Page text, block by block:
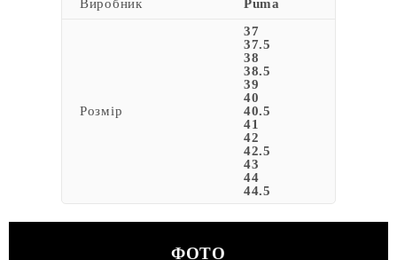
Виробник Puma
Розмір
37
37.5
38
38.5
39
40
40.5
41
42
42.5
43
44
44.5
ФОТО